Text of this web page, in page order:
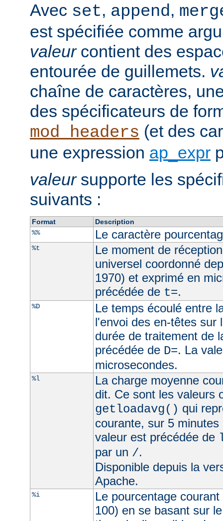
Avec set, append,
est spécifiée comme
valeurcontient des
entourée de guillemets.
chaîne de caractères,
des spécificateurs de
mod_headers (et des
une expression ap_expr
valeursupporte les
suivants :
Format
Description
%%
Le caractère
%t
Le moment de
universel coordonné
1970) et exprimé en
précédée de t=.
%D
Le temps écoulé entre
l'envoi des en-têtes sur
durée de traitement de
précédée de D=. La
microsecondes.
%l
La charge moyenne
dit. Ce sont les valeurs
getloadavg() qui
courante, sur 5
valeur est précédée de
par un /.
Disponible depuis la
Apache.
%i
Le pourcentage
100) en se basant sur